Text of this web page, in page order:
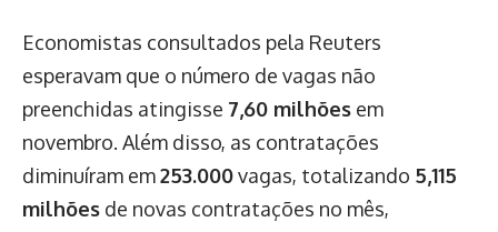
Economistas consultados pela Reuters
esperavam que o número de vagas não
preenchidas atingisse 7,60 milhões em
novembro. Além disso, as contratações
diminuíram em253.000vagas, totalizando 5,115
milhões de novas contratações no mês,